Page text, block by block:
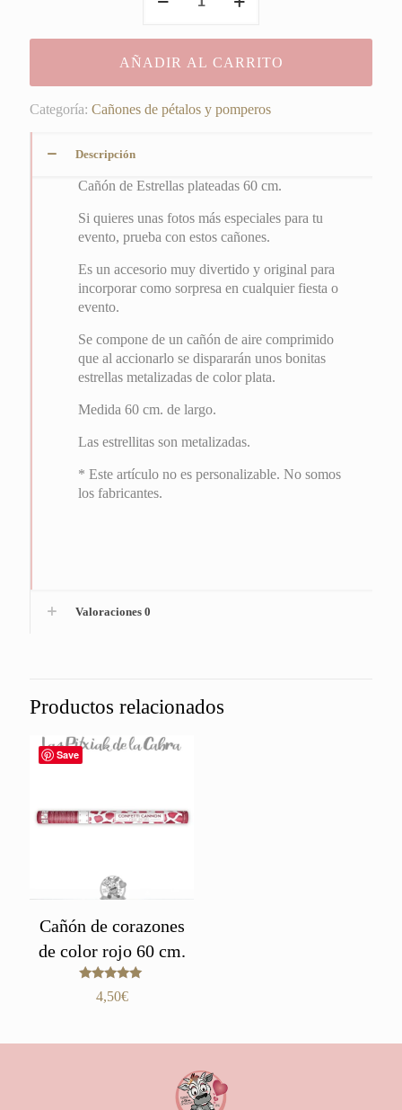
plateadas
60
cantidad
AÑADIR AL CARRITO
Categoría: Cañones de pétalos y pomperos
Descripción
Cañón de Estrellas plateadas 60 cm.
Si quieres unas fotos más especiales para tu
evento, prueba con estos cañones.
Es un accesorio muy divertido y original para
incorporar como sorpresa en cualquier fiesta o
evento.
Se compone de un cañón de aire comprimido
que al accionarlo se dispararán unos bonitas
estrellas metalizadas de color plata.
Medida 60 cm. de largo.
Las estrellitas son metalizadas.
* Este artículo no es personalizable. No somos
los fabricantes.
Valoraciones 0
Productos relacionados
Save
Cañón de corazones
de color rojo 60 cm.
Valorado
con
4,50€